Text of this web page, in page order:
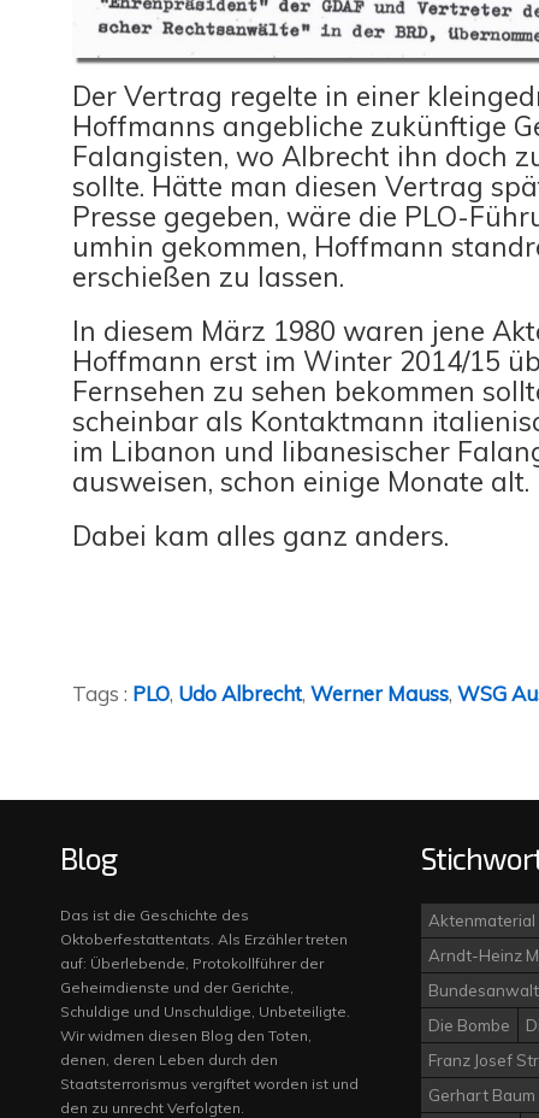
Der Vertrag regelte in einer
Hoffmanns angebliche zukünftige
Falangisten, wo Albrecht ihn doch
sollte. Hätte man diesen Vertrag
Presse gegeben, wäre die PLO-
umhin gekommen, Hoffmann
erschießen zu lassen.
In diesem März 1980 waren jene
Hoffmann erst im Winter 2014/15
Fernsehen zu sehen bekommen
scheinbar als Kontaktmann
im Libanon und libanesischer
ausweisen, schon einige Monate alt.
Dabei kam alles ganz anders.
Tags : PLO, Udo Albrecht, Werner Mauss, WSG
Blog
Das ist die Geschichte des
Oktoberfestattentats. Als Erzähler treten
auf: Überlebende, Protokollführer der
Geheimdienste und der Gerichte,
Schuldige und Unschuldige, Unbeteiligte.
Wir widmen diesen Blog den Toten,
denen, deren Leben durch den
Staatsterrorismus vergiftet worden ist und
den zu unrecht Verfolgten.
Aktenmaterial
Arndt-Heinz
Die Bombe
Franz Josef
Gerhart Baum